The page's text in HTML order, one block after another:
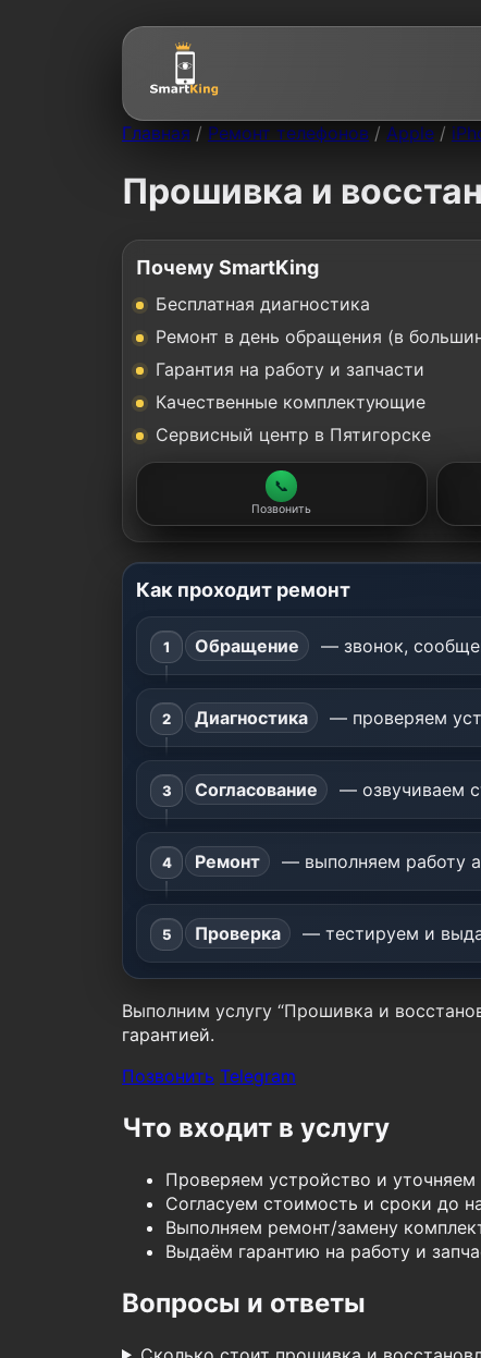
Главная / Ремонт телефонов / Apple /
Прошивка и
Почему SmartKing
Бесплатная диагностика
Ремонт в день обращения (в
Гарантия на работу и запчасти
Качественные комплектующие
Сервисный центр в Пятигорске
📞
Позвонить
Как проходит ремонт
Обращение — звонок,
Диагностика — проверяем
Согласование — озвучиваем
Ремонт — выполняем работу
Проверка — тестируем и
Выполним услугу “Прошивка и
гарантией.
Позвонить Telegram
Что входит в услугу
Проверяем устройство и уточняем
Согласуем стоимость и сроки до
Выполняем ремонт/замену
Выдаём гарантию на работу и
Вопросы и ответы